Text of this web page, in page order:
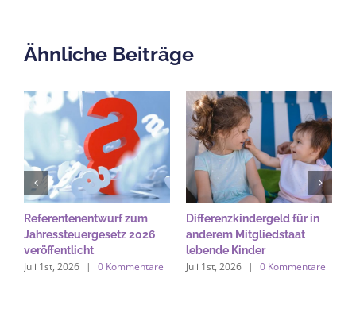
Ähnliche Beiträge
Referentenentwurf zum
Jahressteuergesetz 2026
veröffentlicht
Juli 1st, 2026 | 0 Kommentare
Differenzkindergeld für in
anderem Mitgliedstaat
lebende Kinder
Juli 1st, 2026 | 0 Kommentare